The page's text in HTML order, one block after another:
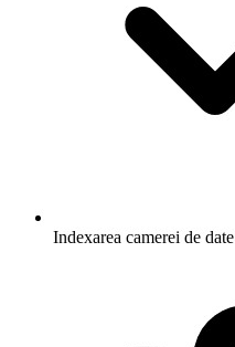
Indexarea camerei de date